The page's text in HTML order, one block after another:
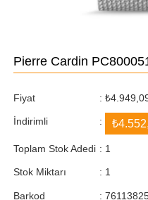
Pierre Cardin
Fiyat :
İndirimli :
Toplam Stok Adedi : 1
Stok Miktarı : 1
Barkod :